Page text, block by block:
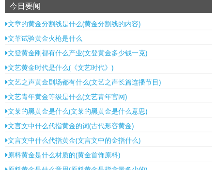
今日要闻
文章的黄金分割线是什么(黄金分割线的内容)
文革试验黄金火枪是什么
文登黄金刚都有什么产业(文登黄金多少钱一克)
文艺黄金时代是什么(《文艺时代》)
文艺之声黄金剧场都有什么(文艺之声长篇连播节目)
文艺青年黄金等级是什么(文艺青年官网)
文莱的黑黄金是什么(文莱的黑黄金是什么意思)
文言文中什么代指黄金的词(古代形容黄金)
文言文中什么代指黄金(文言文中的金指什么)
原料黄金是什么材质的(黄金首饰原料)